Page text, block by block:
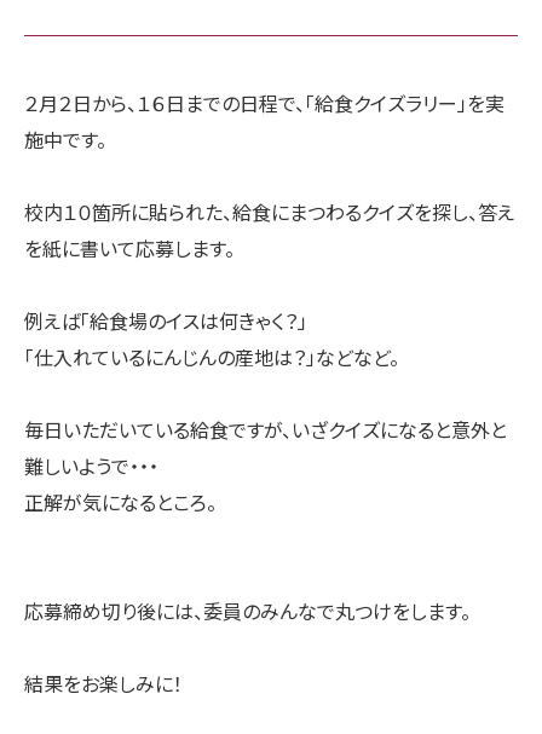
２月２日から、１６日までの日程で、「給食クイズラリー」を実
施中です。
校内１０箇所に貼られた、給食にまつわるクイズを探し、答え
を紙に書いて応募します。
例えば「給食場のイスは何きゃく？」
「仕入れているにんじんの産地は？」などなど。
毎日いただいている給食ですが、いざクイズになると意外と
難しいようで・・・
正解が気になるところ。
応募締め切り後には、委員のみんなで丸つけをします。
結果をお楽しみに！